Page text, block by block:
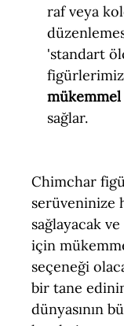
raf veya
'standart
mükemmel
sağlar.
Chimchar
serüveninize
sağlayacak
için
seçeneği
bir tane
dünyasının